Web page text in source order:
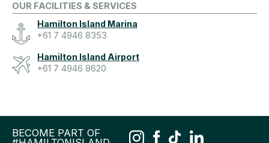
OUR FACILITIES & SERVICES
Hamilton Island Marina
+61 7 4946 8353
Hamilton Island Airport
+61 7 4946 8620
BECOME PART OF